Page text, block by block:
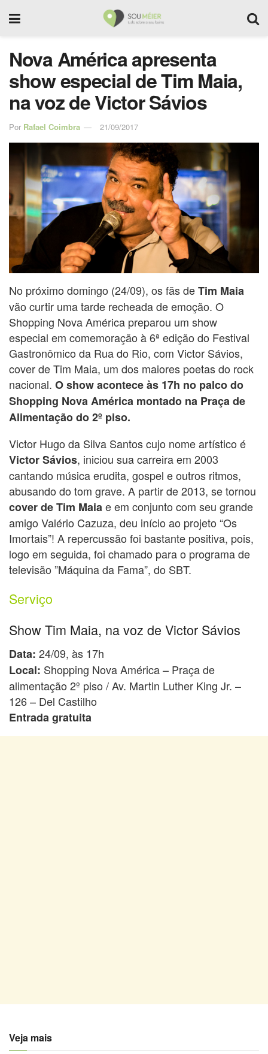
Nova América apresenta
show especial de Tim Maia,
na voz de Victor Sávios
Por Rafael Coimbra 21/09/2017
No próximo domingo (24/09), os fãs deTim Maia
vão curtir uma tarde recheada de emoção. O
Shopping Nova América preparou um show
especial em comemoração à 6ª edição do Festival
Gastronômico da Rua do Rio, com Victor Sávios,
cover de Tim Maia, um dos maiores poetas do rock
nacional. O show acontece às 17h no palco do
Shopping Nova América montado na Praça de
Alimentação do 2º piso.
Victor Hugo da Silva Santos cujo nome artístico é
Victor Sávios, iniciou sua carreira em 2003
cantando música erudita, gospel e outros ritmos,
abusando do tom grave. A partir de 2013, se tornou
cover de Tim Maiae em conjunto com seu grande
amigo Valério Cazuza, deu início ao projeto “Os
Imortais”! A repercussão foi bastante positiva, pois,
logo em seguida, foi chamado para o programa de
televisão ”Máquina da Fama”, do SBT.
Serviço
Show Tim Maia, na voz de Victor Sávios
Data: 24/09, às 17h
Local: Shopping Nova América – Praça de
alimentação 2º piso / Av. Martin Luther King Jr. –
126 – Del Castilho
Entrada gratuita
Veja mais